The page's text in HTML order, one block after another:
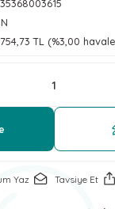
TL (%3,00
Yaz Tavsiye Et